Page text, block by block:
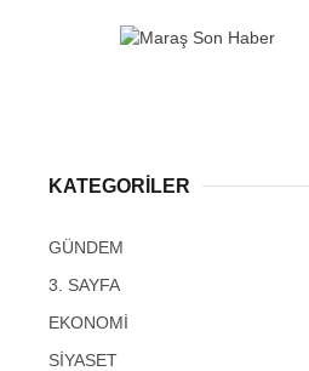
KATEGORİLER
GÜNDEM
3. SAYFA
EKONOMİ
SİYASET